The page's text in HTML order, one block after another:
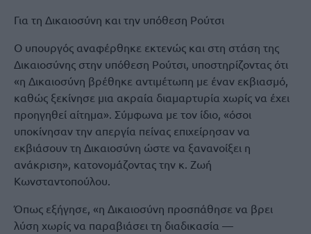
Για τη Δικαιοσύνη και την υπόθεση Ρούτσι
Ο υπουργός αναφέρθηκε εκτενώς και στη στάση της
Δικαιοσύνης στην υπόθεση Ρούτσι, υποστηρίζοντας ότι
«η Δικαιοσύνη βρέθηκε αντιμέτωπη με έναν εκβιασμό,
καθώς ξεκίνησε μια ακραία διαμαρτυρία χωρίς να έχει
προηγηθεί αίτημα». Σύμφωνα με τον ίδιο, «όσοι
υποκίνησαν την απεργία πείνας επιχείρησαν να
εκβιάσουν τη Δικαιοσύνη ώστε να ξανανοίξει η
ανάκριση», κατονομάζοντας την κ. Ζωή
Κωνσταντοπούλου.
Όπως εξήγησε, «η Δικαιοσύνη προσπάθησε να βρει
λύση χωρίς να παραβιάσει τη διαδικασία —